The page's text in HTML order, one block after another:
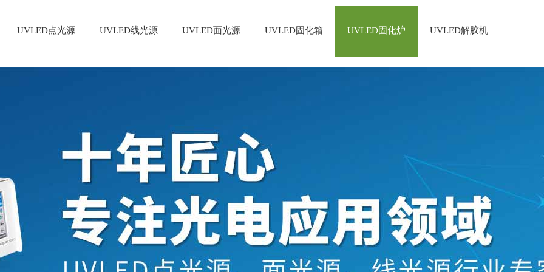
UVLED点光源 UVLED线光源 UVLED面光源 UVLED固化箱 UVLED固化炉 UVLED解胶机